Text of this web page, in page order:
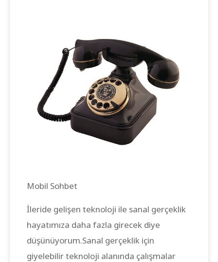
Mobil Sohbet
İleride gelişen teknoloji ile sanal gerçeklik
hayatımıza daha fazla girecek diye
düşünüyorum.Sanal gerçeklik için
giyelebilir teknoloji alanında çalışmalar